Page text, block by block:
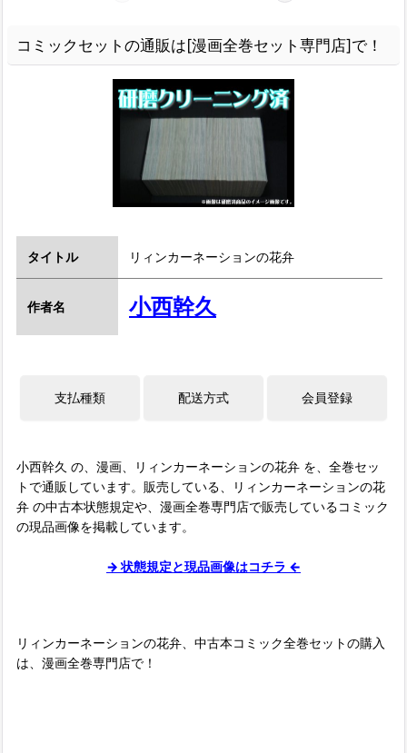
コミックセットの通販は[漫画全巻セット専門店]で！
タイトル リィンカーネーションの花弁
作者名 小西幹久
小西幹久 の、漫画、リィンカーネーションの花弁 を、全巻セッ
トで通販しています。販売している、リィンカーネーションの花
弁 の中古本状態規定や、漫画全巻専門店で販売しているコミック
の現品画像を掲載しています。
→ 状態規定と現品画像はコチラ ←
リィンカーネーションの花弁、中古本コミック全巻セットの購入
は、漫画全巻専門店で！